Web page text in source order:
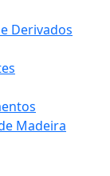
Derivados
Madeira